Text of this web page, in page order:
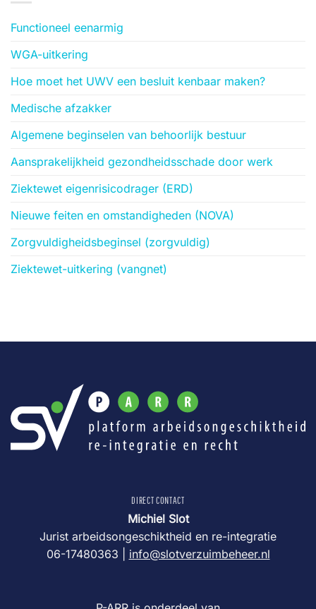
Functioneel eenarmig
WGA-uitkering
Hoe moet het UWV een besluit kenbaar maken?
Medische afzakker
Algemene beginselen van behoorlijk bestuur
Aansprakelijkheid gezondheidsschade door werk
Ziektewet eigenrisicodrager (ERD)
Nieuwe feiten en omstandigheden (NOVA)
Zorgvuldigheidsbeginsel (zorgvuldig)
Ziektewet-uitkering (vangnet)
DIRECT CONTACT
Michiel Slot
Jurist arbeidsongeschiktheid en re-integratie
06-17480363 | info@slotverzuimbeheer.nl